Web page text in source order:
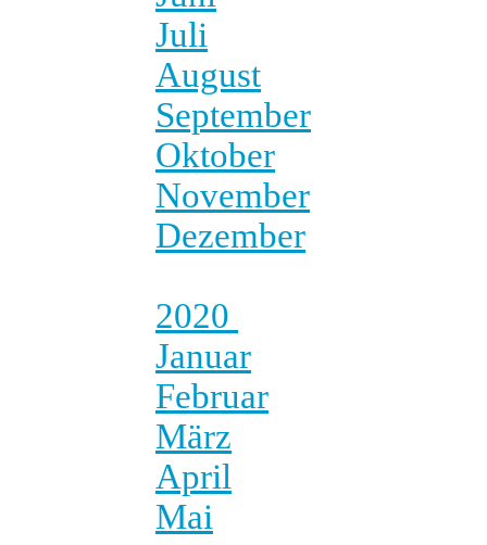
Juli
August
September
Oktober
November
Dezember
2020
Januar
Februar
März
April
Mai